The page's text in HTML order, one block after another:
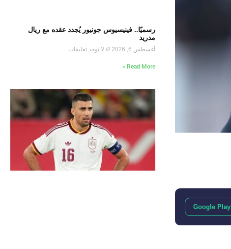
Google Play
رسميًا.. فينيسيوس جونيور يُجدد عقده مع ريال
مدريد
أغسطس 6, 2026 لا توجد تعليقات
Read More »